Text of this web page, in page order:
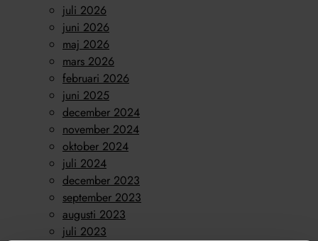
juli 2026
juni 2026
maj 2026
mars 2026
februari 2026
juni 2025
december 2024
november 2024
oktober 2024
juli 2024
december 2023
september 2023
augusti 2023
juli 2023